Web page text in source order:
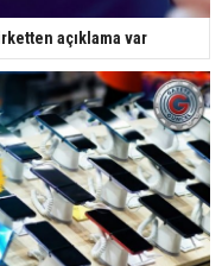
açıklama var